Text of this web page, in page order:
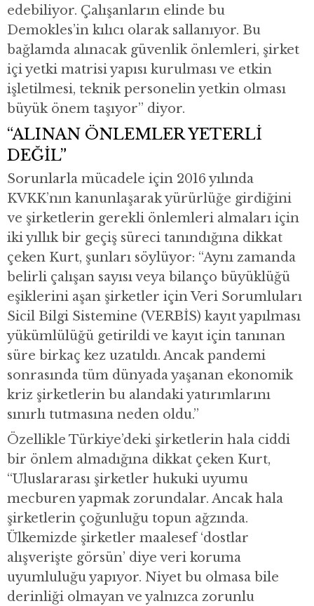
edebiliyor. Çalışanların elinde bu
Demokles’in kılıcı olarak sallanıyor. Bu
bağlamda alınacak güvenlik önlemleri, şirket
içi yetki matrisi yapısı kurulması ve etkin
işletilmesi, teknik personelin yetkin olması
büyük önem taşıyor” diyor.
“ALINAN ÖNLEMLER YETERLİ
DEĞİL”
Sorunlarla mücadele için 2016 yılında
KVKK’nın kanunlaşarak yürürlüğe girdiğini
ve şirketlerin gerekli önlemleri almaları için
iki yıllık bir geçiş süreci tanındığına dikkat
çeken Kurt, şunları söylüyor: “Aynı zamanda
belirli çalışan sayısı veya bilanço büyüklüğü
eşiklerini aşan şirketler için Veri Sorumluları
Sicil Bilgi Sistemine (VERBİS) kayıt yapılması
yükümlülüğü getirildi ve kayıt için tanınan
süre birkaç kez uzatıldı. Ancak pandemi
sonrasında tüm dünyada yaşanan ekonomik
kriz şirketlerin bu alandaki yatırımlarını
sınırlı tutmasına neden oldu.”
Özellikle Türkiye’deki şirketlerin hala ciddi
bir önlem almadığına dikkat çeken Kurt,
“Uluslararası şirketler hukuki uyumu
mecburen yapmak zorundalar. Ancak hala
şirketlerin çoğunluğu topun ağzında.
Ülkemizde şirketler maalesef ‘dostlar
alışverişte görsün’ diye veri koruma
uyumluluğu yapıyor. Niyet bu olmasa bile
derinliği olmayan ve yalnızca zorunlu